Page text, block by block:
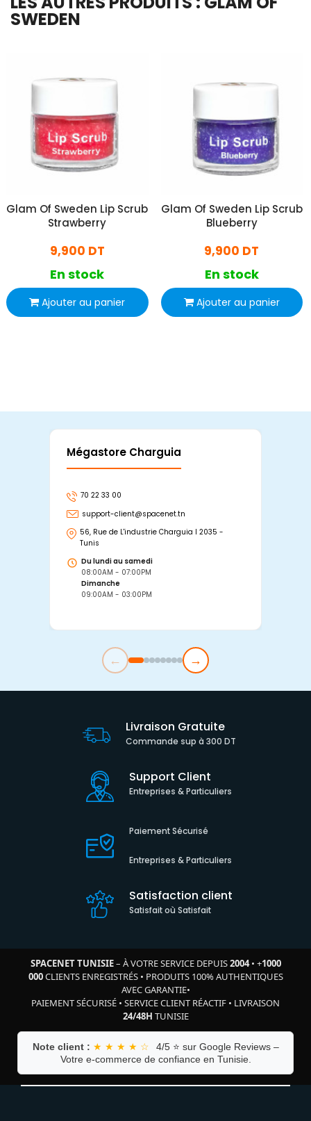
SWEDEN
Glam Of Sweden Lip Scrub
Strawberry
9,900 DT
En stock
Ajouter au panier
Glam Of Sweden Lip Scrub
Blueberry
9,900 DT
En stock
Ajouter au panier
Mégastore Charguia
70 22 33 00
support-client@spacenet.tn
56, Rue de L'industrie Charguia I 2035 -
Tunis
Du lundi au samedi
08:00AM - 07:00PM
Dimanche
09:00AM - 03:00PM
← →
Livraison Gratuite
Commande sup à 300 DT
Support Client
Entreprises & Particuliers
Paiement Sécurisé
Entreprises & Particuliers
Satisfaction client
Satisfait où Satisfait
SPACENET TUNISIE– À VOTRE SERVICE DEPUIS2004• +1000
000CLIENTS ENREGISTRÉS• PRODUITS 100% AUTHENTIQUES
AVEC GARANTIE•
PAIEMENT SÉCURISÉ • SERVICE CLIENT RÉACTIF • LIVRAISON
24/48H TUNISIE
Note client : ★ ★ ★ ★ ☆
4/5 ⭐ sur Google Reviews –
Votre e-commerce de confiance en Tunisie.